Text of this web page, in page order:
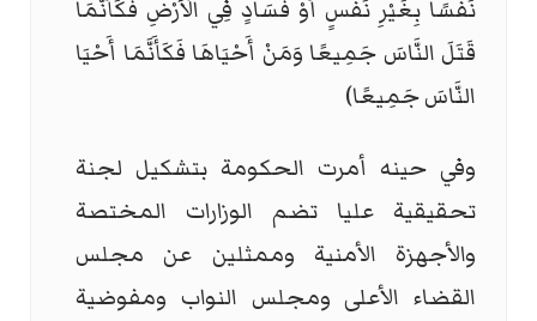
نَفْسًا بِغَيْرِ نَفْسٍ أَوْ فَسَادٍ فِي الْأَرْضِ فَكَأَنَّمَا
قَتَلَ النَّاسَ جَمِيعًا وَمَنْ أَحْيَاهَا فَكَأَنَّمَا أَحْيَا
النَّاسَ جَمِيعًا)
وفي حينه أمرت الحكومة بتشكيل لجنة
تحقيقية عليا تضم الوزارات المختصة
والأجهزة الأمنية وممثلين عن مجلس
القضاء الأعلى ومجلس النواب ومفوضية